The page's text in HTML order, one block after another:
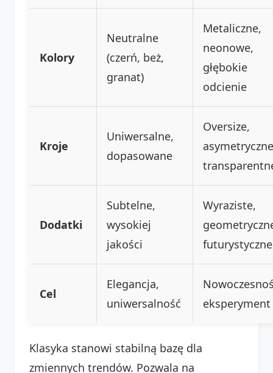
Kolory
Neutralne
(czerń, beż,
granat)
Metaliczne,
neonowe,
głębokie
odcienie
Kroje
Uniwersalne,
dopasowane
Oversize,
Dodatki
Subtelne,
wysokiej
jakości
Wyraziste,
futurystyczne
Cel
Elegancja,
uniwersalność
eksperyment
Klasyka stanowi stabilną bazę dla
zmiennych trendów. Pozwala na